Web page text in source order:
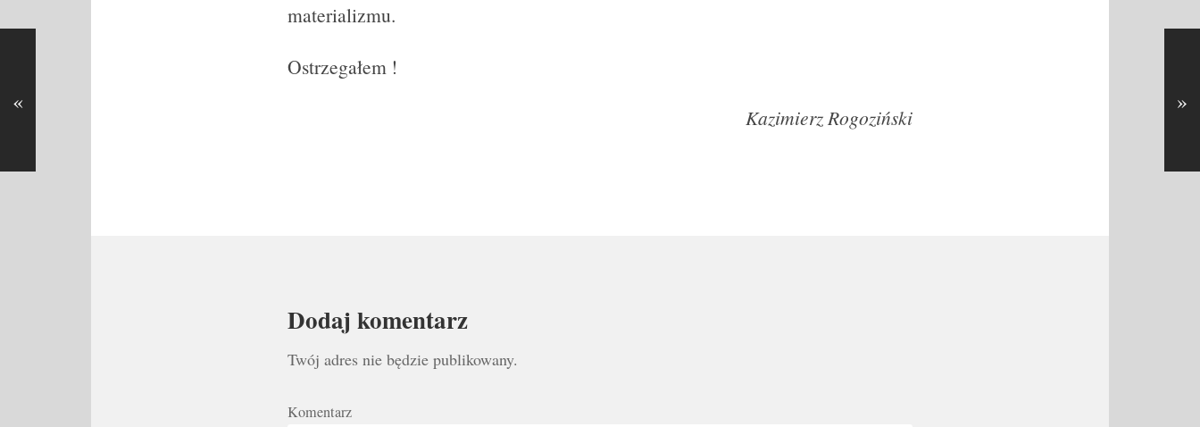
materializmu.
Ostrzegałem !
Kazimierz Rogoziński
Dodaj komentarz
Twój adres nie będzie publikowany.
Komentarz
« »